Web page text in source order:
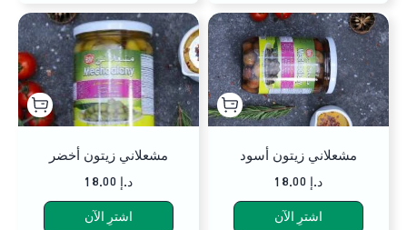
مشعلاني زيتون أسود
18.00 د.إ
اشترِ الآن
مشعلاني زيتون أخضر
18.00 د.إ
اشترِ الآن